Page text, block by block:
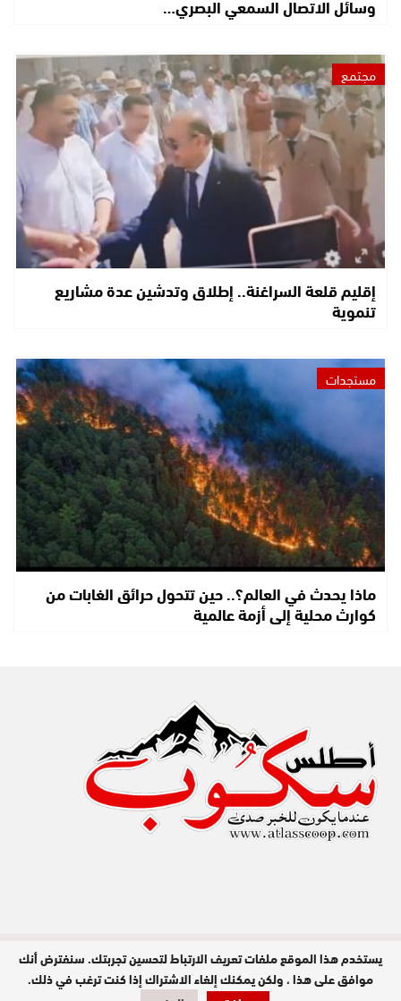
وسائل الاتصال السمعي البصري…
مجتمع
إقليم قلعة السراغنة.. إطلاق وتدشين عدة مشاريع
تنموية
مستجدات
ماذا يحدث في العالم؟.. حين تتحول حرائق الغابات من
كوارث محلية إلى أزمة عالمية
مدير النشر : عبد الله عزي / جميع الحقوق
محفوظة © 2026
يستخدم هذا الموقع ملفات تعريف الارتباط لتحسين تجربتك. سنفترض أنك
موافق على هذا ، ولكن يمكنك إلغاء الاشتراك إذا كنت ترغب في ذلك.